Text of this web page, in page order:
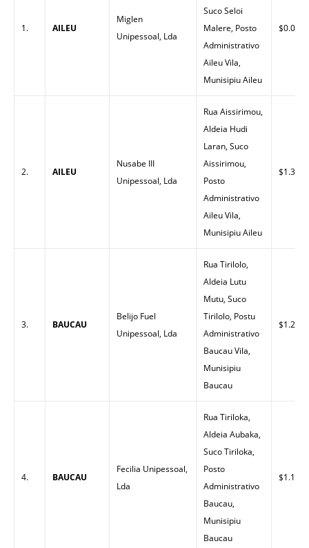
1. AILEU
Miglen
Unipessoal, Lda
Suco Seloi
Malere, Posto
Administrativo
Aileu Vila,
Munisipiu Aileu
$0.00
2. AILEU
Nusabe III
Unipessoal, Lda
Rua Aissirimou,
Aldeia Hudi
Laran, Suco
Aissirimou,
Posto
Administrativo
Aileu Vila,
Munisipiu Aileu
$1.30
3. BAUCAU
Belijo Fuel
Unipessoal, Lda
Rua Tirilolo,
Aldeia Lutu
Mutu, Suco
Tirilolo, Postu
Administrativo
Baucau Vila,
Munisipiu
Baucau
$1.27
4. BAUCAU
Fecilia Unipessoal,
Lda
Rua Tiriloka,
Aldeia Aubaka,
Suco Tiriloka,
Posto
Administrativo
Baucau,
Munisipiu
Baucau
$1.18